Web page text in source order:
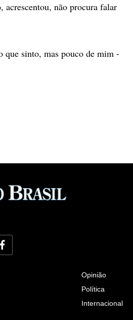
acrescentou, não procura falar
que sinto, mas pouco de mim -
Facebook
Opinião
Política
Internacional